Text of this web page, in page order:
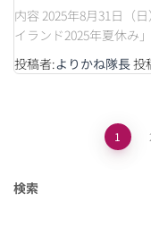
内容 2025年8月31日（
イランド2025年夏休み
投稿者:よりかね隊長投
1
検索